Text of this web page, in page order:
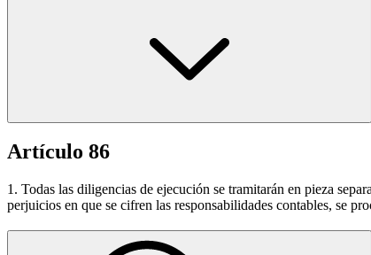
Artículo 86
1. Todas las diligencias de ejecución se tramitarán en pieza
perjuicios en que se cifren las responsabilidades contables, se